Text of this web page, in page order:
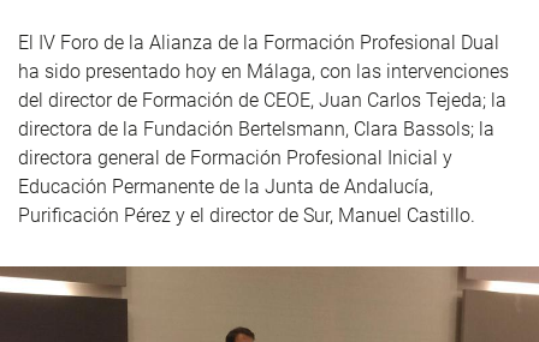
El IV Foro de la Alianza de la Formación Profesional Dual
ha sido presentado hoy en Málaga, con las intervenciones
del director de Formación de CEOE, Juan Carlos Tejeda; la
directora de la Fundación Bertelsmann, Clara Bassols; la
directora general de Formación Profesional Inicial y
Educación Permanente de la Junta de Andalucía,
Purificación Pérez y el director de Sur, Manuel Castillo.